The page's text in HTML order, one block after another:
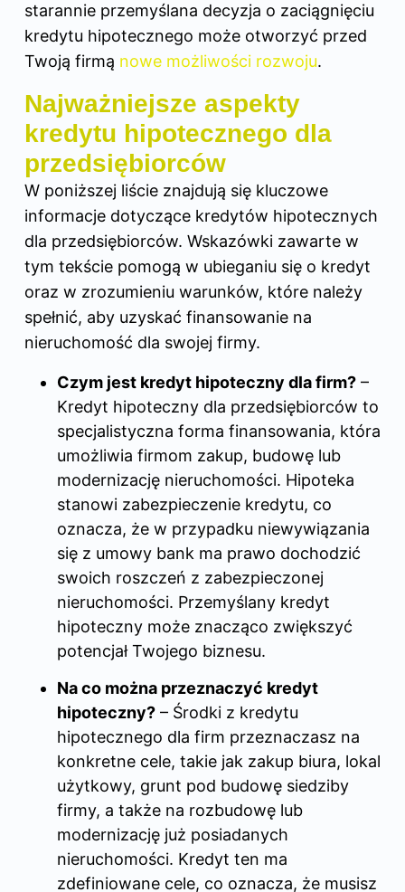
starannie przemyślana decyzja o zaciągnięciu
kredytu hipotecznego może otworzyć przed
Twoją firmą nowe możliwości rozwoju.
Najważniejsze aspekty
kredytu hipotecznego dla
przedsiębiorców
W poniższej liście znajdują się kluczowe
informacje dotyczące kredytów hipotecznych
dla przedsiębiorców. Wskazówki zawarte w
tym tekście pomogą w ubieganiu się o kredyt
oraz w zrozumieniu warunków, które należy
spełnić, aby uzyskać finansowanie na
nieruchomość dla swojej firmy.
Czym jest kredyt hipoteczny dla firm? –
Kredyt hipoteczny dla przedsiębiorców to
specjalistyczna forma finansowania, która
umożliwia firmom zakup, budowę lub
modernizację nieruchomości. Hipoteka
stanowi zabezpieczenie kredytu, co
oznacza, że w przypadku niewywiązania
się z umowy bank ma prawo dochodzić
swoich roszczeń z zabezpieczonej
nieruchomości. Przemyślany kredyt
hipoteczny może znacząco zwiększyć
potencjał Twojego biznesu.
Na co można przeznaczyć kredyt
hipoteczny? – Środki z kredytu
hipotecznego dla firm przeznaczasz na
konkretne cele, takie jak zakup biura, lokal
użytkowy, grunt pod budowę siedziby
firmy, a także na rozbudowę lub
modernizację już posiadanych
nieruchomości. Kredyt ten ma
zdefiniowane cele, co oznacza, że musisz